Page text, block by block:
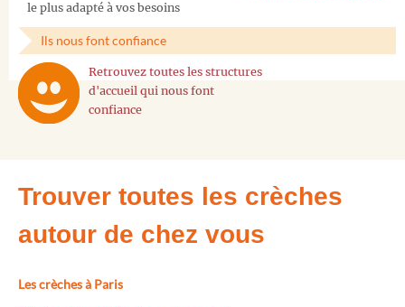
le plus adapté à vos besoins
Ils nous font confiance
Retrouvez toutes les structures
d'accueil qui nous font
confiance
Trouver toutes les crèches
autour de chez vous
Les crèches à Paris